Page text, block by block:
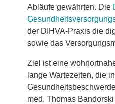
Abläufe gewährten. Die
der DIHVA-Praxis die
sowie das
Ziel ist eine
lange Wartezeiten, die
med. Thomas